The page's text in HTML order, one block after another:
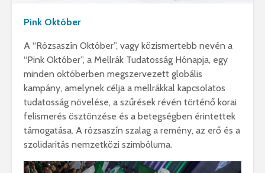
Pink Október
A “Rózsaszín Október”, vagy közismertebb nevén a
“Pink Október”, a Mellrák Tudatosság Hónapja, egy
minden októberben megszervezett globális
kampány, amelynek célja a mellrákkal kapcsolatos
tudatosság növelése, a szűrések révén történő korai
felismerés ösztönzése és a betegségben érintettek
támogatása. A rózsaszín szalag a remény, az erő és a
szolidaritás nemzetközi szimbóluma.